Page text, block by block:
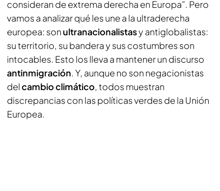
consideran de extrema derecha en Europa”. Pero
vamos a analizar qué les une a la ultraderecha
europea: son ultranacionalistasy antiglobalistas:
su territorio, su bandera y sus costumbres son
intocables. Esto los lleva a mantener un discurso
antinmigración. Y, aunque no son negacionistas
delcambio climático, todos muestran
discrepancias con las políticas verdes de la Unión
Europea.